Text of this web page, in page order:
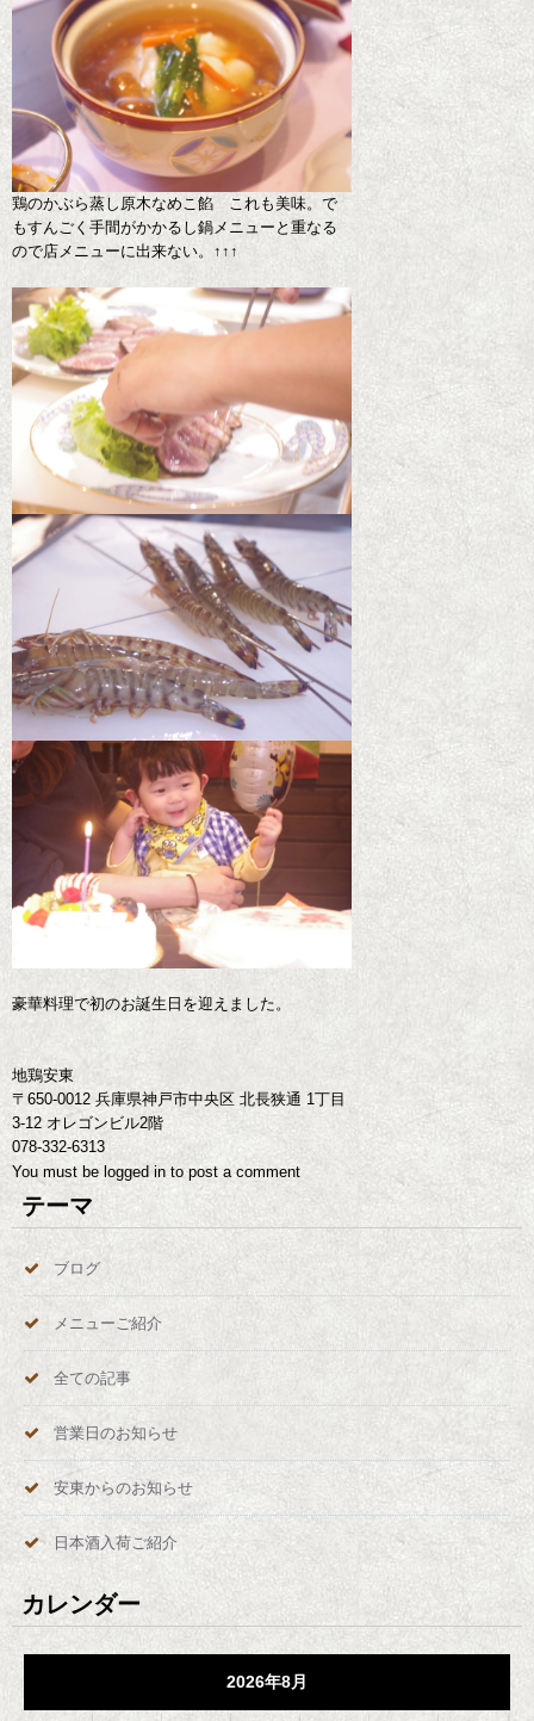
鶏のかぶら蒸し原木なめこ餡 これも美味。で
もすんごく手間がかかるし鍋メニューと重なる
ので店メニューに出来ない。↑↑↑
豪華料理で初のお誕生日を迎えました。
地鶏安東
〒650-0012 兵庫県神戸市中央区 北長狭通 1丁目
3-12 オレゴンビル2階
078-332-6313
You must be logged in to post a comment
テーマ
ブログ
メニューご紹介
全ての記事
営業日のお知らせ
安東からのお知らせ
日本酒入荷ご紹介
カレンダー
2026年8月